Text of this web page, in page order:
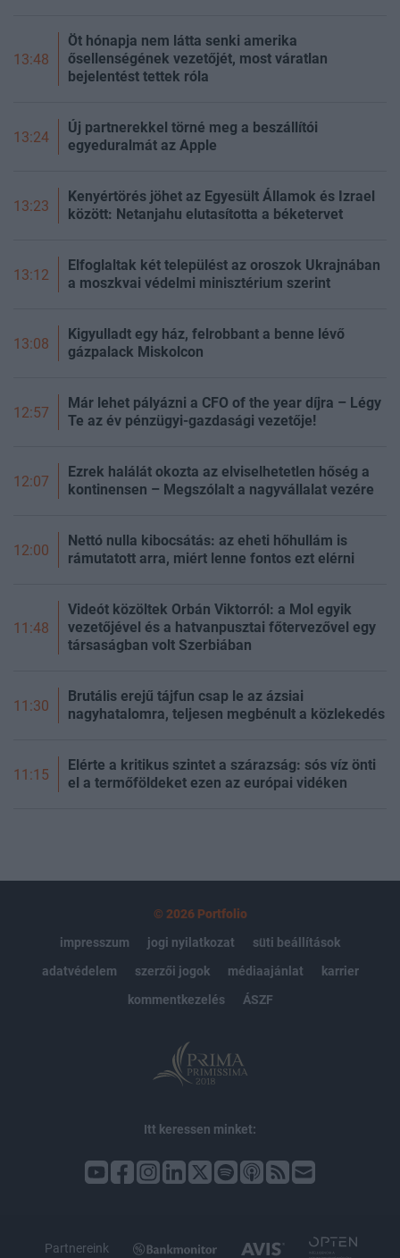
13:48
Öt hónapja nem látta senki amerika
ősellenségének vezetőjét, most váratlan
bejelentést tettek róla
13:24
Új partnerekkel törné meg a beszállítói
egyeduralmát az Apple
13:23
Kenyértörés jöhet az Egyesült Államok és Izrael
között: Netanjahu elutasította a béketervet
13:12
Elfoglaltak két települést az oroszok Ukrajnában
a moszkvai védelmi minisztérium szerint
13:08
Kigyulladt egy ház, felrobbant a benne lévő
gázpalack Miskolcon
12:57
Már lehet pályázni a CFO of the year díjra – Légy
Te az év pénzügyi-gazdasági vezetője!
12:07
Ezrek halálát okozta az elviselhetetlen hőség a
kontinensen – Megszólalt a nagyvállalat vezére
12:00
Nettó nulla kibocsátás: az eheti hőhullám is
rámutatott arra, miért lenne fontos ezt elérni
11:48
Videót közöltek Orbán Viktorról: a Mol egyik
vezetőjével és a hatvanpusztai főtervezővel egy
társaságban volt Szerbiában
11:30
Brutális erejű tájfun csap le az ázsiai
nagyhatalomra, teljesen megbénult a közlekedés
11:15
Elérte a kritikus szintet a szárazság: sós víz önti
el a termőföldeket ezen az európai vidéken
© 2026 Portfolio
impresszum
jogi nyilatkozat
süti beállítások
adatvédelem
szerzői jogok médiaajánlat
karrier
kommentkezelés
ÁSZF
Itt keressen minket:
Partnereink